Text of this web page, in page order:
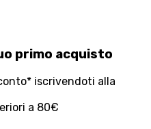
primo acquisto
iscrivendoti alla
a 80€